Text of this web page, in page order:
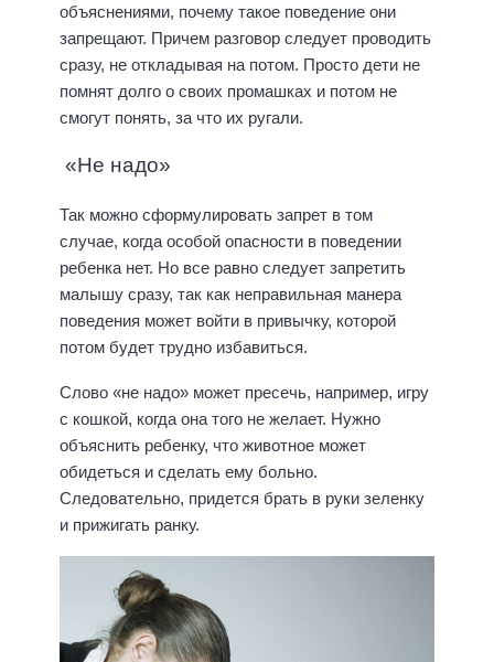
объяснениями, почему такое поведение они
запрещают. Причем разговор следует проводить
сразу, не откладывая на потом. Просто дети не
помнят долго о своих промашках и потом не
смогут понять, за что их ругали.
«Не надо»
Так можно сформулировать запрет в том
случае, когда особой опасности в поведении
ребенка нет. Но все равно следует запретить
малышу сразу, так как неправильная манера
поведения может войти в привычку, которой
потом будет трудно избавиться.
Слово «не надо» может пресечь, например, игру
с кошкой, когда она того не желает. Нужно
объяснить ребенку, что животное может
обидеться и сделать ему больно.
Следовательно, придется брать в руки зеленку
и прижигать ранку.